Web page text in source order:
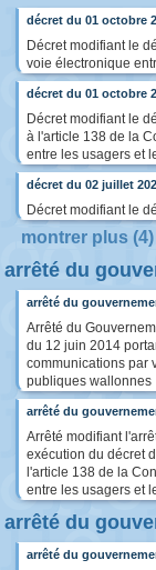
décret du 01 octobre
Décret modifiant le
voie électronique
décret du 01 octobre
Décret modifiant le
à l'article 138 de la
entre les usagers et
décret du 02 juillet
Décret modifiant le
montrer plus (4)
arrêté du
arrêté du
Arrêté du
du 12 juin 2014
communications par
publiques wallonnes
arrêté du
Arrêté modifiant
exécution du décret
l'article 138 de la
entre les usagers et
arrêté du
arrêté du